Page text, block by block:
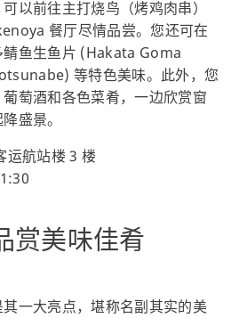
以前往主打烧鸟（烤鸡肉串）
餐厅尽情品尝。您还可在
鲭鱼生鱼片 (Hakata Goma
等特色美味。此外，您
萄酒和各色菜肴，一边欣赏窗
盛景。
运航站楼 3 楼
赏美味佳肴
一大亮点，堪称名副其实的美